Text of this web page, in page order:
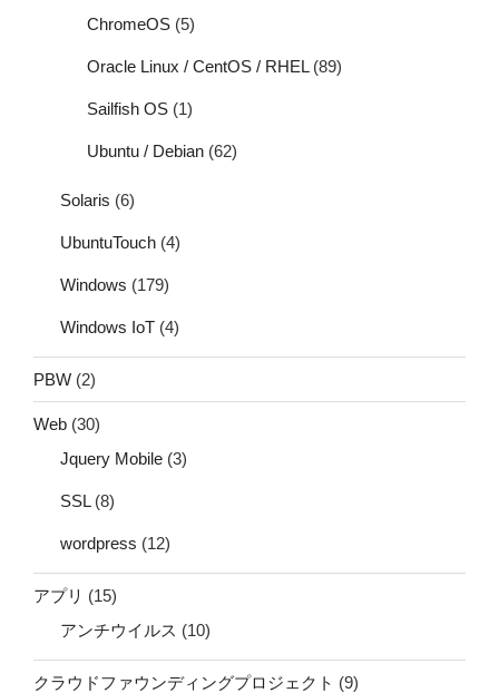
ChromeOS (5)
Oracle Linux / CentOS / RHEL(89)
Sailfish OS (1)
Ubuntu / Debian (62)
Solaris (6)
UbuntuTouch (4)
Windows (179)
Windows IoT (4)
PBW (2)
Web (30)
Jquery Mobile (3)
SSL(8)
wordpress (12)
アプリ (15)
アンチウイルス (10)
クラウドファウンディングプロジェクト (9)